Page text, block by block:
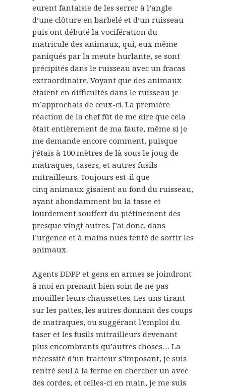
eurent fantaisie de les serrer à l’angle
d’une clôture en barbelé et d’un ruisseau
puis ont débuté la vocifération du
matricule des animaux, qui, eux même
paniqués par la meute hurlante, se sont
précipités dans le ruisseau avec un fracas
extraordinaire. Voyant que des animaux
étaient en difficultés dans le ruisseau je
m’approchais de ceux-ci. La première
réaction de la chef fût de me dire que cela
était entièrement de ma faute, même si je
me demande encore comment, puisque
j’étais à 100 mètres de là sous le joug de
matraques, tasers, et autres fusils
mitrailleurs. Toujours est-il que
cinq animaux gisaient au fond du ruisseau,
ayant abondamment bu la tasse et
lourdement souffert du piétinement des
presque vingt autres. J’ai donc, dans
l’urgence et à mains nues tenté de sortir les
animaux.
Agents DDPP et gens en armes se joindront
à moi en prenant bien soin de ne pas
mouiller leurs chaussettes. Les uns tirant
sur les pattes, les autres donnant des coups
de matraques, ou suggérant l’emploi du
taser et les fusils mitrailleurs devenant
plus encombrants qu’autres choses… La
nécessité d’un tracteur s’imposant, je suis
rentré seul à la ferme en chercher un avec
des cordes, et celles-ci en main, je me suis